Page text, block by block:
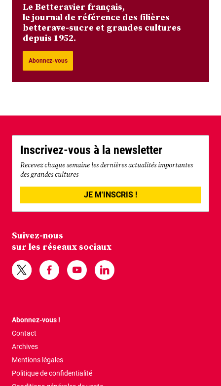
Le Betteravier français,
le journal de référence des filières
betterave-sucre et grandes cultures
depuis 1952.
Abonnez-vous
Inscrivez-vous à la newsletter
Recevez chaque semaine les dernières actualités importantes
des grandes cultures
JE M'INSCRIS !
Suivez-nous
sur les réseaux sociaux
Abonnez-vous !
Contact
Archives
Mentions légales
Politique de confidentialité